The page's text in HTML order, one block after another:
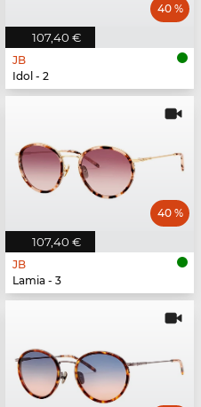
107,40 €
40 %
JB
Idol - 2
107,40 €
40 %
JB
Lamia - 3